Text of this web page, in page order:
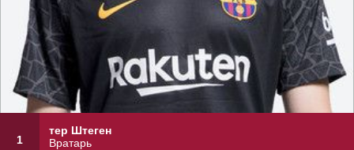
1
тер Штеген
Вратарь